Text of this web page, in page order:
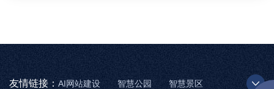
友情链接： AI网站建设 智慧公园
智慧景区